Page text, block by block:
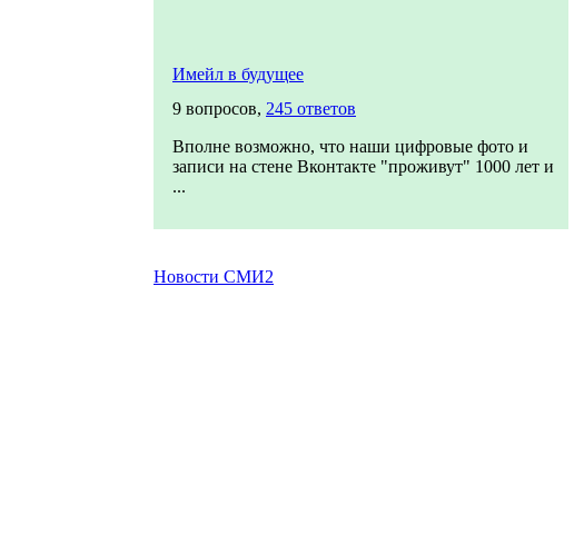
Имейл в будущее
9 вопросов, 245 ответов
Вполне возможно, что наши цифровые фото и
записи на стене Вконтакте "проживут" 1000 лет и
...
Новости СМИ2